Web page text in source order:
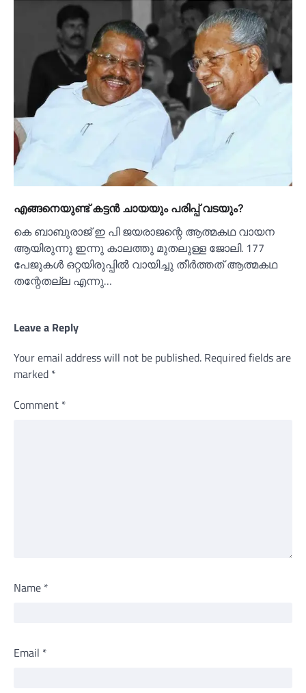
എങ്ങനെയുണ്ട് കട്ടൻ ചായയും പരിപ്പ് വടയും?
കെ ബാബുരാജ് ഇ പി ജയരാജന്റെ ആത്മകഥ വായന
ആയിരുന്നു ഇന്നു കാലത്തു മുതലുള്ള ജോലി. 177
പേജുകൾ ഒറ്റയിരുപ്പിൽ വായിച്ചു തീർത്തത് ആത്മകഥ
തന്റേതല്ല എന്നു…
Leave a Reply
Your email address will not be published. Required fields are
marked *
Comment *
Name *
Email *